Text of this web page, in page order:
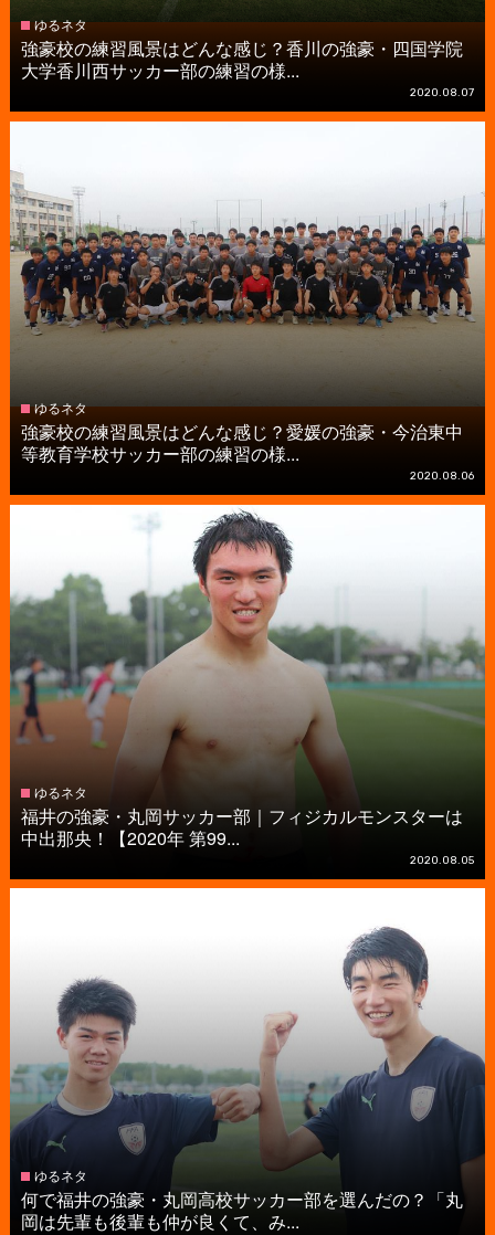
ゆるネタ
強豪校の練習風景はどんな感じ？香川の強豪・四国学院
大学香川西サッカー部の練習の様...
2020.08.07
ゆるネタ
強豪校の練習風景はどんな感じ？愛媛の強豪・今治東中
等教育学校サッカー部の練習の様...
2020.08.06
ゆるネタ
福井の強豪・丸岡サッカー部｜フィジカルモンスターは
中出那央！【2020年 第99...
2020.08.05
ゆるネタ
何で福井の強豪・丸岡高校サッカー部を選んだの？「丸
岡は先輩も後輩も仲が良くて、み...